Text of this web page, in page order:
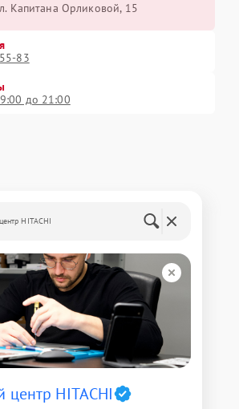
Капитана Орликовой, 15
83
до 21:00
HITACHI
центр HITACHI